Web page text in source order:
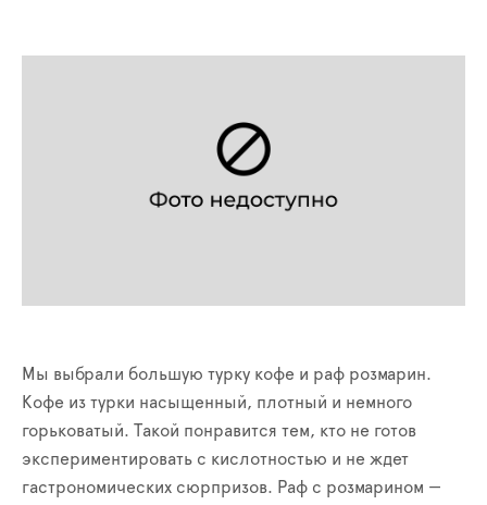
Мы выбрали большую турку кофе и раф розмарин.
Кофе из турки насыщенный, плотный и немного
горьковатый. Такой понравится тем, кто не готов
экспериментировать с кислотностью и не ждет
гастрономических сюрпризов. Раф с розмарином —